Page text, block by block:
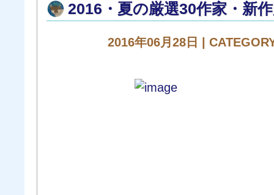
2016・夏の厳選30作家・新
2016年06月28日 |